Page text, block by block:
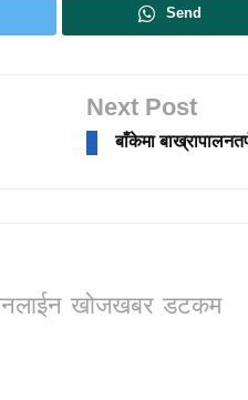
Send
Next Post
बाँकेमा
खोजखबर डटकम